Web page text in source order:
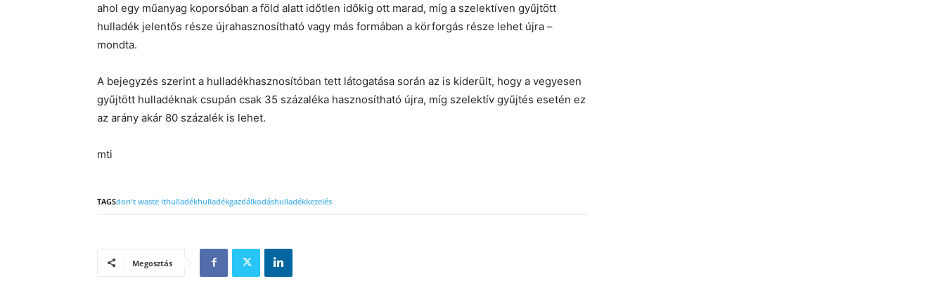
ahol egy műanyag koporsóban a föld alatt időtlen időkig ott marad, míg a szelektíven gyűjtött
hulladék jelentős része újrahasznosítható vagy más formában a körforgás része lehet újra –
mondta.
A bejegyzés szerint a hulladékhasznosítóban tett látogatása során az is kiderült, hogy a vegyesen
gyűjtött hulladéknak csupán csak 35 százaléka hasznosítható újra, míg szelektív gyűjtés esetén ez
az arány akár 80 százalék is lehet.
mti
TAGSdon't waste ithulladékhulladékgazdálkodáshulladékkezelés
Megosztás